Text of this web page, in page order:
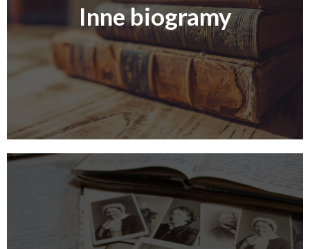
Inne biogramy
Ludwik Zieleziński
Stefan Zieleziński